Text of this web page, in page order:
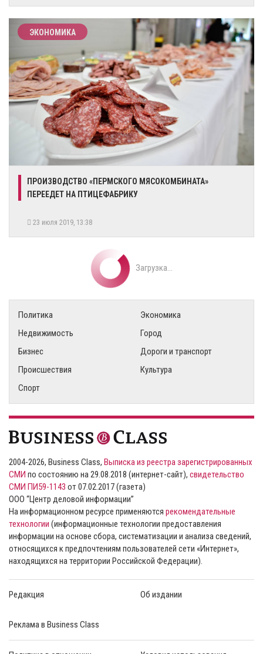
ЭКОНОМИКА
ПРОИЗВОДСТВО «ПЕРМСКОГО МЯСОКОМБИНАТА»
ПЕРЕЕДЕТ НА ПТИЦЕФАБРИКУ
23 июля 2019, 13:38
Загрузка...
Политика
Экономика
Недвижимость
Город
Бизнес
Дороги и транспорт
Происшествия
Культура
Спорт
2004-2026, Business Class, Выписка из реестра зарегистрированных
СМИ по состоянию на 29.08.2018 (интернет-сайт), свидетельство
СМИ ПИ59-1143 от 07.02.2017 (газета)
ООО “Центр деловой информации”
На информационном ресурсе применяются рекомендательные
технологии (информационные технологии предоставления
информации на основе сбора, систематизации и анализа сведений,
относящихся к предпочтениям пользователей сети «Интернет»,
находящихся на территории Российской Федерации).
Редакция Об издании
Реклама в Business Class